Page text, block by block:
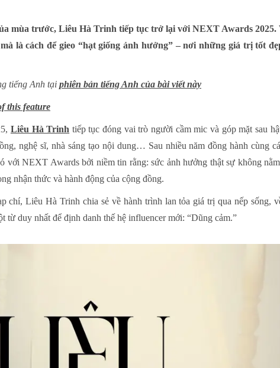
mùa trước, Liêu Hà Trinh tiếp tục trở lại với NEXT Awards
là cách để gieo “hạt giống ảnh hưởng” – nơi những giá trị tốt
tiếng Anh tại phiên bản tiếng Anh của bài viết này
this feature
Liêu Hà Trinh tiếp tục đóng vai trò người cầm mic và góp mặt sau
nghệ sĩ, nhà sáng tạo nội dung… Sau nhiều năm đồng hành cùng
với NEXT Awards bởi niềm tin rằng: sức ảnh hưởng thật sự không
nhận thức và hành động của cộng đồng.
chí, Liêu Hà Trinh chia sẻ về hành trình lan tỏa giá trị qua nếp sống,
từ duy nhất để định danh thế hệ influencer mới: “Dũng cảm.”